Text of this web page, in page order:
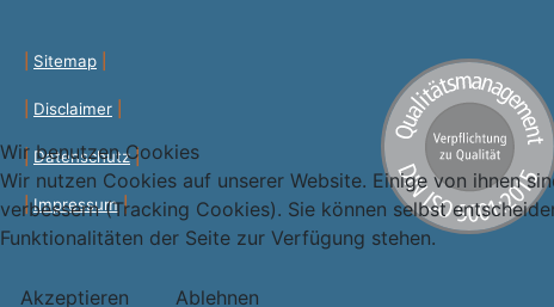
Sitemap
Disclaimer
| Datenschutz |
| Impressum |
Wir benutzen Cookies
Wir nutzen Cookies auf unserer Website. Einige von ihnen
verbessern (Tracking Cookies). Sie können selbst
Funktionalitäten der Seite zur Verfügung stehen.
Akzeptieren Ablehnen